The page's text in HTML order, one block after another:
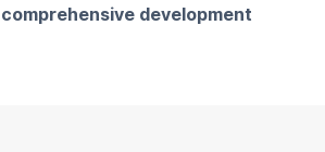
comprehensive development